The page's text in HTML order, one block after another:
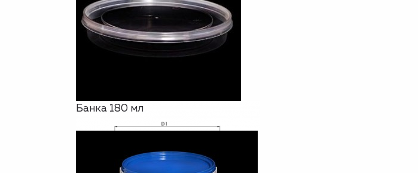
Банка 180 мл